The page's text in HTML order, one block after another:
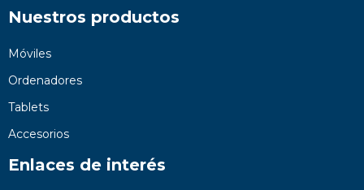
Nuestros productos
Móviles
Ordenadores
Tablets
Accesorios
Enlaces de interés